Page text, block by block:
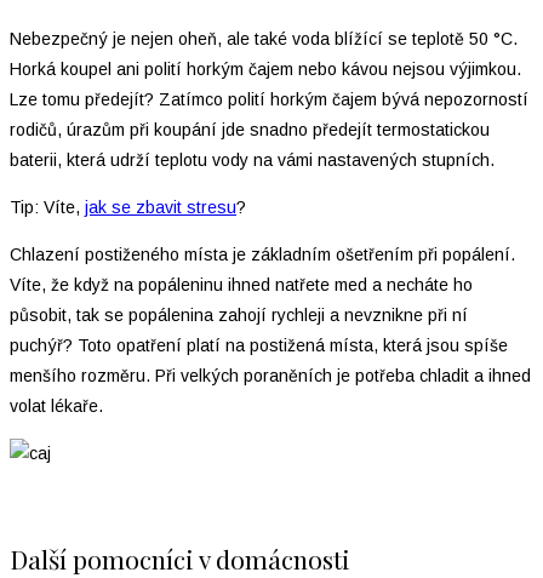
Nebezpečný je nejen oheň, ale také voda blížící se teplotě 50 °C.
Horká koupel ani polití horkým čajem nebo kávou nejsou výjimkou.
Lze tomu předejít? Zatímco polití horkým čajem bývá nepozorností
rodičů, úrazům při koupání jde snadno předejít termostatickou
baterii, která udrží teplotu vody na vámi nastavených stupních.
Tip: Víte, jak se zbavit stresu?
Chlazení postiženého místa je základním ošetřením při popálení.
Víte, že když na popáleninu ihned natřete med a necháte ho
působit, tak se popálenina zahojí rychleji a nevznikne při ní
puchýř? Toto opatření platí na postižená místa, která jsou spíše
menšího rozměru. Při velkých poraněních je potřeba chladit a ihned
volat lékaře.
Další pomocníci v domácnosti